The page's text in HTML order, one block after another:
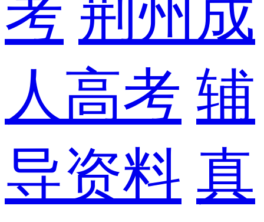
考 荆州成
人高考 辅
导资料 真